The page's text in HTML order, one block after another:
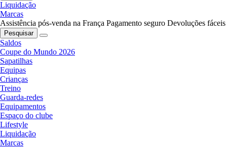
Liquidação
Marcas
Assistência pós-venda na França Pagamento seguro Devoluções fáceis
Pesquisar
Saldos
Coupe do Mundo 2026
Sapatilhas
Equipas
Crianças
Treino
Guarda-redes
Equipamentos
Espaço do clube
Lifestyle
Liquidação
Marcas